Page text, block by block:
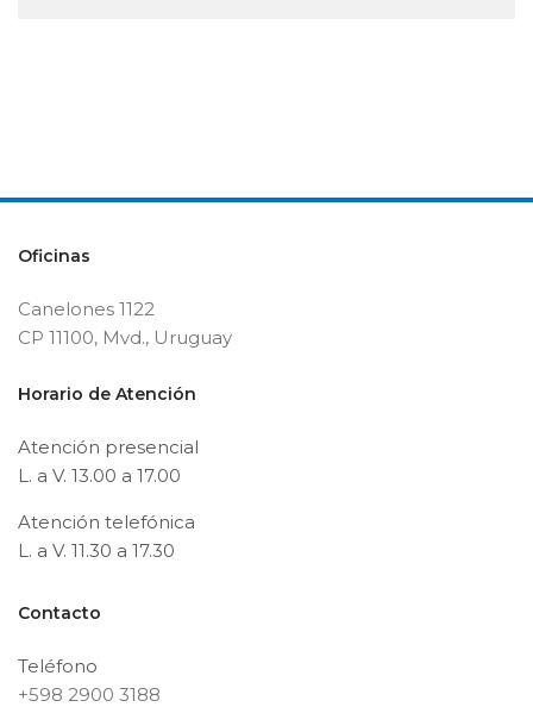
Oficinas
Canelones 1122
CP 11100, Mvd., Uruguay
Horario de Atención
Atención presencial
L. a V. 13.00 a 17.00
Atención telefónica
L. a V. 11.30 a 17.30
Contacto
Teléfono
+598 2900 3188